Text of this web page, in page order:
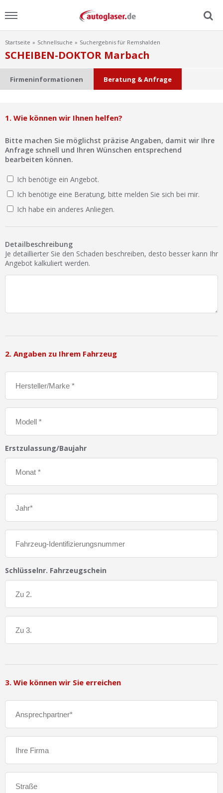
Menu
Home
Ratgeber
Scheibensuche
FAQ
Lexikon
Ist Ihre Werkstatt schon dabei?
Werkstatt Login
Startseite Schnellsuche Suchergebnis für Remshalden
SCHEIBEN-DOKTOR Marbach
Firmeninformationen Beratung & Anfrage
1. Wie können wir Ihnen helfen?
Bitte machen Sie möglichst präzise Angaben, damit wir Ihre
Anfrage schnell und Ihren Wünschen entsprechend
bearbeiten können.
Ich benötige ein Angebot.
Ich benötige eine Beratung, bitte melden Sie sich bei mir.
Ich habe ein anderes Anliegen.
Detailbeschreibung
Je detaillierter Sie den Schaden beschreiben, desto besser kann Ihr
Angebot kalkuliert werden.
2. Angaben zu Ihrem Fahrzeug
Erstzulassung/Baujahr
Schlüsselnr. Fahrzeugschein
3. Wie können wir Sie erreichen